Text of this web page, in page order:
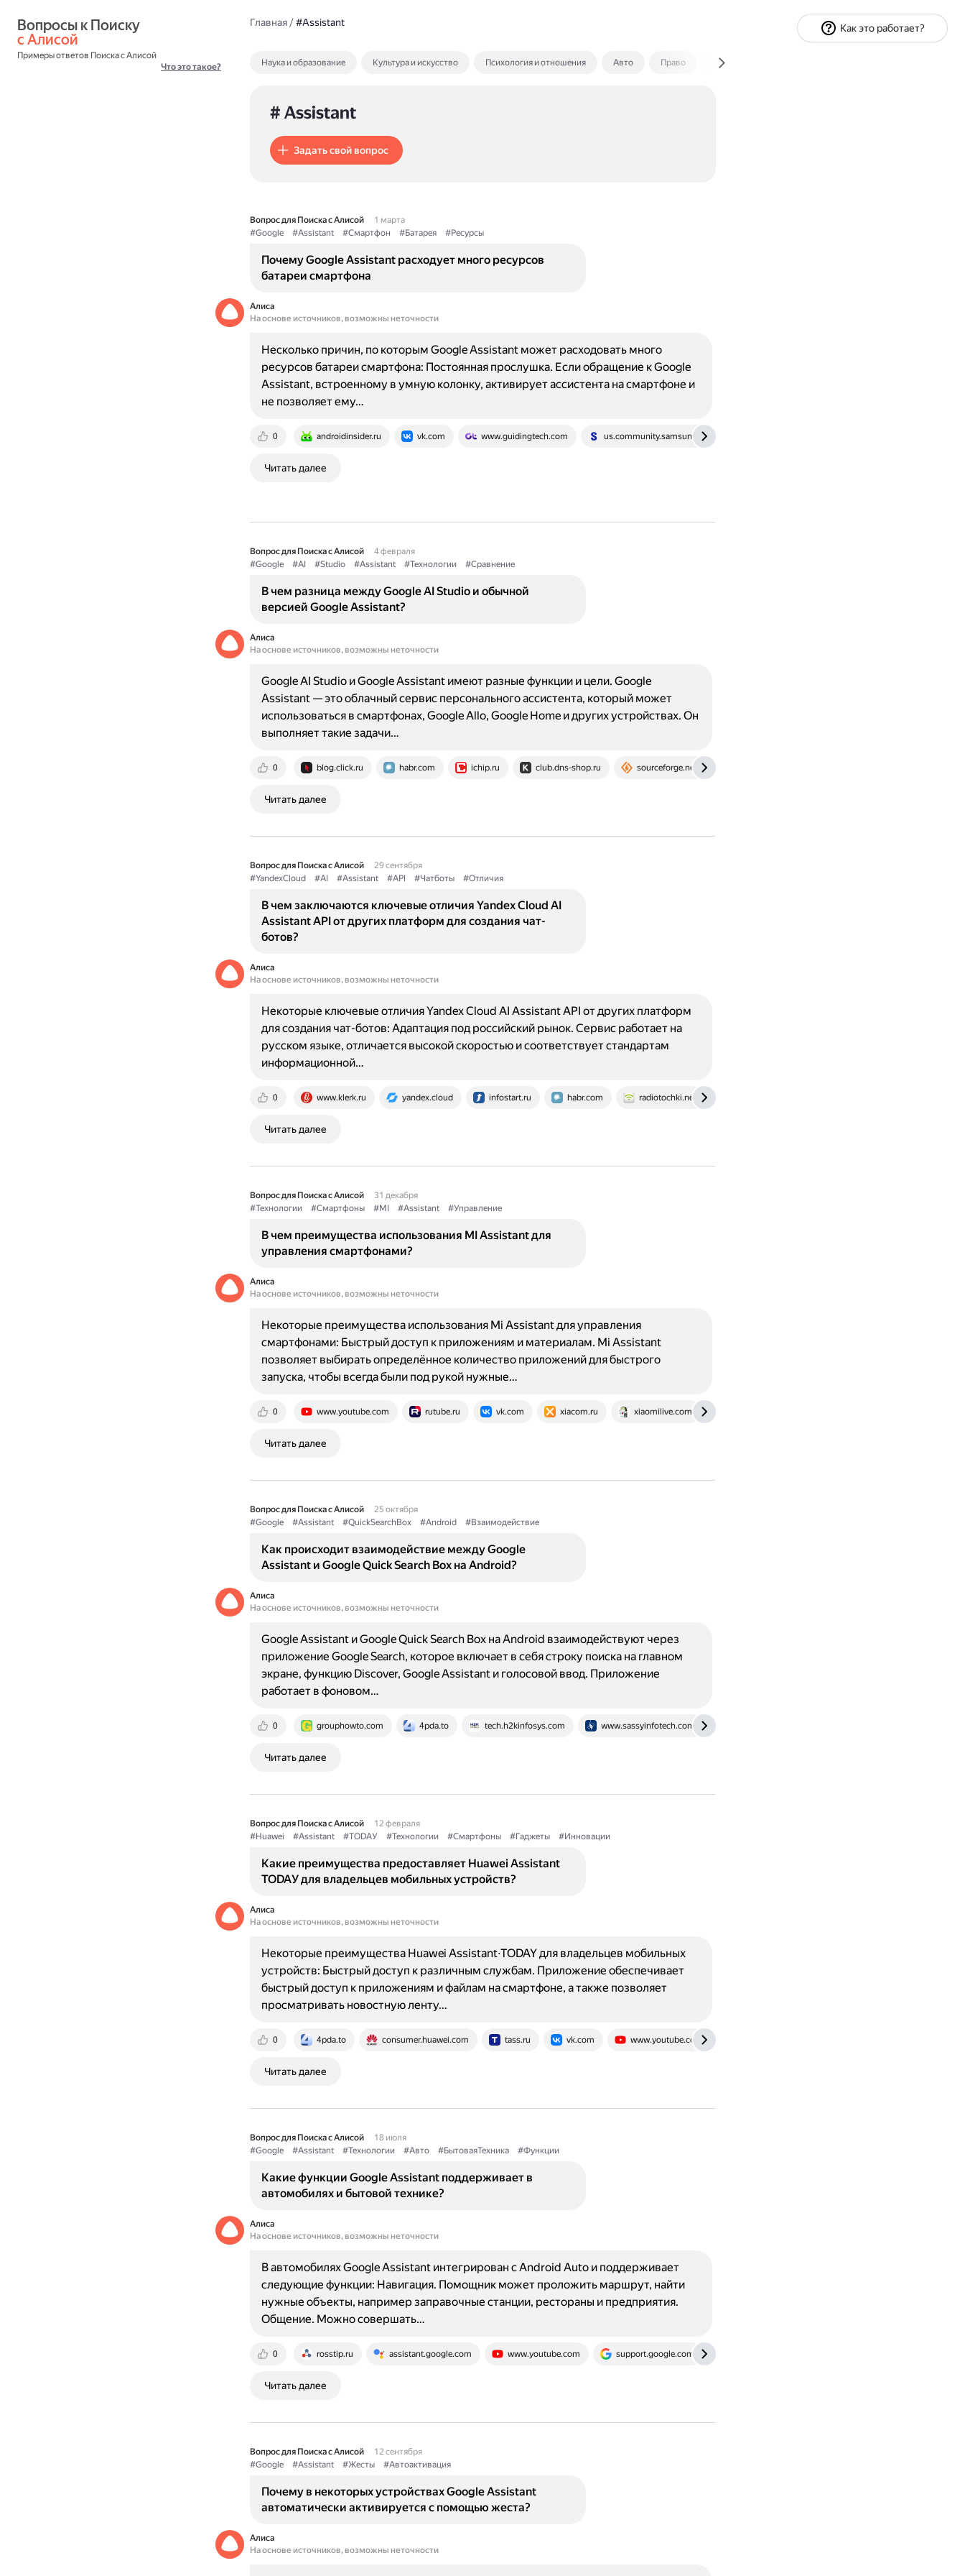
с Алисой
Примеры ответов Поиска с Алисой
Что это такое?
Главная/#Assistant
Наука и образование Культура и искусство Психология и отношения Авто Право Экономика и финансы
# Assistant
Задать свой вопрос
Вопрос для Поиска с Алисой
1 марта
#Google
#Assistant #Смартфон #Батарея #Ресурсы
Почему Google Assistant расходует много ресурсов
батареи смартфона
Алиса
На основе источников, возможны неточности
0 androidinsider.ru vk.com www.guidingtech.com us.community.samsung.com
Несколько причин, по которым Google Assistant может расходовать много
ресурсов батареи смартфона: Постоянная прослушка. Если обращение к Google
Assistant, встроенному в умную колонку, активирует ассистента на смартфоне и
не позволяет ему…
Читать далее
Вопрос для Поиска с Алисой
4 февраля
#Google
#AI #Studio #Assistant #Технологии #Сравнение
В чем разница между Google AI Studio и обычной
версией Google Assistant?
Алиса
На основе источников, возможны неточности
0 blog.click.ru habr.com ichip.ru club.dns-shop.ru sourceforge.net
Google AI Studio и Google Assistant имеют разные функции и цели. Google
Assistant — это облачный сервис персонального ассистента, который может
использоваться в смартфонах, Google Allo, Google Home и других устройствах. Он
выполняет такие задачи…
Читать далее
Вопрос для Поиска с Алисой
29 сентября
#YandexCloud
#AI #Assistant #API #Чатботы #Отличия
В чем заключаются ключевые отличия Yandex Cloud AI
Assistant API от других платформ для создания чат-
ботов?
Алиса
На основе источников, возможны неточности
0 www.klerk.ru yandex.cloud infostart.ru habr.com radiotochki.net
Некоторые ключевые отличия Yandex Cloud AI Assistant API от других платформ
для создания чат-ботов: Адаптация под российский рынок. Сервис работает на
русском языке, отличается высокой скоростью и соответствует стандартам
информационной…
Читать далее
Вопрос для Поиска с Алисой
31 декабря
#Технологии
#Смартфоны #MI #Assistant #Управление
В чем преимущества использования MI Assistant для
управления смартфонами?
Алиса
На основе источников, возможны неточности
0 www.youtube.com rutube.ru vk.com xiacom.ru xiaomilive.com
Некоторые преимущества использования Mi Assistant для управления
смартфонами: Быстрый доступ к приложениям и материалам. Mi Assistant
позволяет выбирать определённое количество приложений для быстрого
запуска, чтобы всегда были под рукой нужные…
Читать далее
Вопрос для Поиска с Алисой
25 октября
#Google
#Assistant #QuickSearchBox #Android #Взаимодействие
Как происходит взаимодействие между Google
Assistant и Google Quick Search Box на Android?
Алиса
На основе источников, возможны неточности
0 grouphowto.com 4pda.to tech.h2kinfosys.com www.sassyinfotech.com
Google Assistant и Google Quick Search Box на Android взаимодействуют через
приложение Google Search, которое включает в себя строку поиска на главном
экране, функцию Discover, Google Assistant и голосовой ввод. Приложение
работает в фоновом…
Читать далее
Вопрос для Поиска с Алисой
12 февраля
#Huawei
#Assistant #TODAУ #Технологии #Смартфоны #Гаджеты #Инновации
Какие преимущества предоставляет Huawei Assistant
TODAУ для владельцев мобильных устройств?
Алиса
На основе источников, возможны неточности
0 4pda.to consumer.huawei.com tass.ru vk.com www.youtube.com
Некоторые преимущества Huawei Assistant∙TODAY для владельцев мобильных
устройств: Быстрый доступ к различным службам. Приложение обеспечивает
быстрый доступ к приложениям и файлам на смартфоне, а также позволяет
просматривать новостную ленту…
Читать далее
Вопрос для Поиска с Алисой
18 июля
#Google
#Assistant #Технологии #Авто #БытоваяТехника #Функции
Какие функции Google Assistant поддерживает в
автомобилях и бытовой технике?
Алиса
На основе источников, возможны неточности
0 rosstip.ru assistant.google.com www.youtube.com support.google.com
В автомобилях Google Assistant интегрирован с Android Auto и поддерживает
следующие функции: Навигация. Помощник может проложить маршрут, найти
нужные объекты, например заправочные станции, рестораны и предприятия.
Общение. Можно совершать…
Читать далее
Вопрос для Поиска с Алисой
12 сентября
#Google
#Assistant #Жесты #Автоактивация
Почему в некоторых устройствах Google Assistant
автоматически активируется с помощью жеста?
Алиса
На основе источников, возможны неточности
Как это работает?